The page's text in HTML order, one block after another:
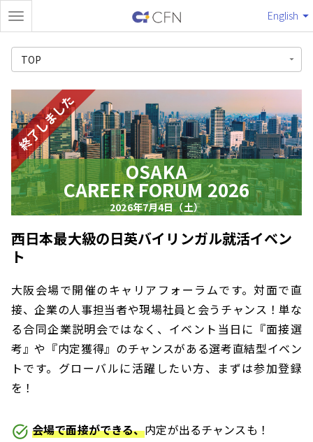
English
TOP
終了しました
OSAKA
CAREER FORUM 2026
2026年7月4日（土）
西日本最大級の日英バイリンガル就活イベン
ト
大阪会場で開催のキャリアフォーラムです。対面で直
接、企業の人事担当者や現場社員と会うチャンス！単な
る合同企業説明会ではなく、イベント当日に『面接選
考』や『内定獲得』のチャンスがある選考直結型イベン
トです。グローバルに活躍したい方、まずは参加登録
を！
会場で面接ができる、内定が出るチャンスも！